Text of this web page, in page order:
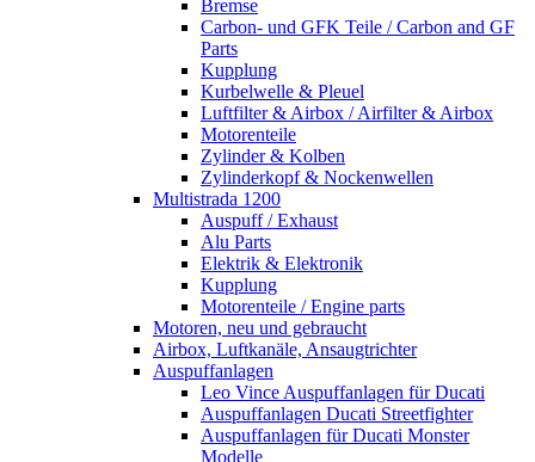
Bremse
Carbon- und GFK Teile / Carbon and GF
Parts
Kupplung
Kurbelwelle & Pleuel
Luftfilter & Airbox / Airfilter & Airbox
Motorenteile
Zylinder & Kolben
Zylinderkopf & Nockenwellen
Multistrada 1200
Auspuff / Exhaust
Alu Parts
Elektrik & Elektronik
Kupplung
Motorenteile / Engine parts
Motoren, neu und gebraucht
Airbox, Luftkanäle, Ansaugtrichter
Auspuffanlagen
Leo Vince Auspuffanlagen für Ducati
Auspuffanlagen Ducati Streetfighter
Auspuffanlagen für Ducati Monster
Modelle